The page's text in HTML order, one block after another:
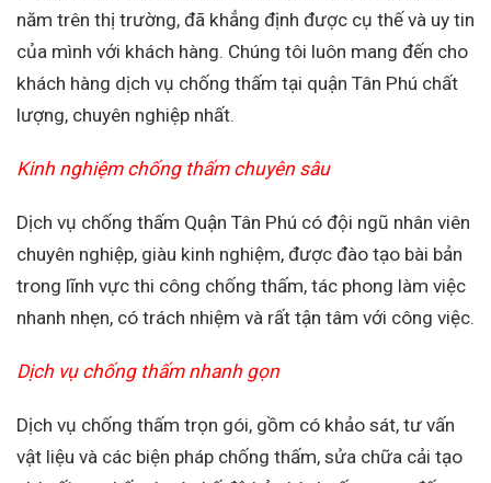
năm trên thị trường, đã khẳng định được cụ thế và uy tin
của mình với khách hàng. Chúng tôi luôn mang đến cho
khách hàng dịch vụ chống thấm tại quận Tân Phú chất
lượng, chuyên nghiệp nhất.
Kinh nghiệm chống thấm chuyên sâu
Dịch vụ chống thấm Quận Tân Phú có đội ngũ nhân viên
chuyên nghiệp, giàu kinh nghiệm, được đào tạo bài bản
trong lĩnh vực thi công chống thấm, tác phong làm việc
nhanh nhẹn, có trách nhiệm và rất tận tâm với công việc.
Dịch vụ chống thấm nhanh gọn
Dịch vụ chống thấm trọn gói, gồm có khảo sát, tư vấn
vật liệu và các biện pháp chống thấm, sửa chữa cải tạo